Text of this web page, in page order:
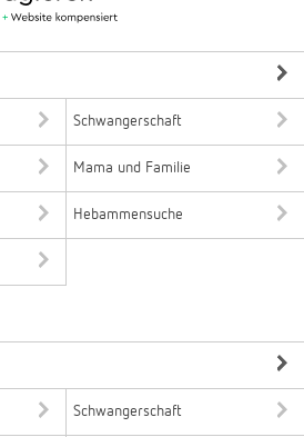
Schwangerschaft
Mama und Familie
Hebammensuche
Schwangerschaft